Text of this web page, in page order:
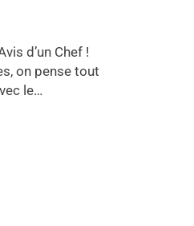
d’un Chef !
on pense tout
le…